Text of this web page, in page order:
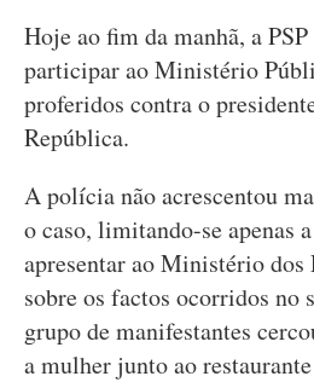
Hoje ao fim da manhã, a
participar ao Ministério
proferidos contra o
República.
A polícia não acrescentou
o caso, limitando-se apenas
apresentar ao Ministério
sobre os factos ocorridos no
grupo de manifestantes
a mulher junto ao